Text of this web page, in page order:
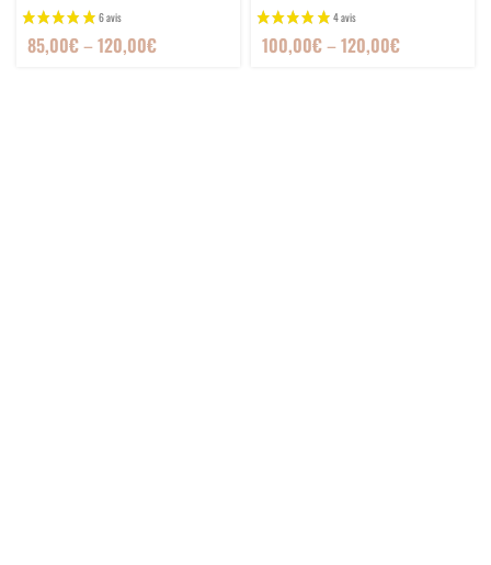
85,00€–120,00€ 100,00€–120,00€